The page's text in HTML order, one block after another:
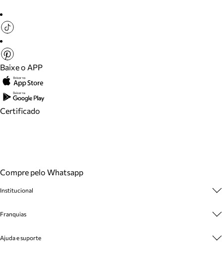
Baixe o APP
Certificado
Compre pelo Whatsapp
Institucional
Cashback
Venda Corporativa
Franquias
Plano de Negócio
Ajuda e suporte